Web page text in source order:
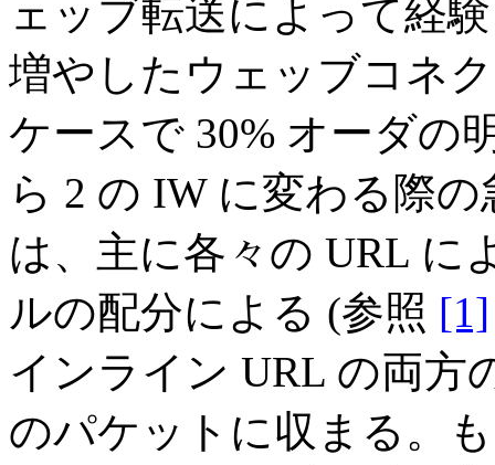
ェッブ転送によって経
増やしたウェッブコネ
ケースで 30% オーダの
ら 2 の IW に変わる際
は、主に各々の URL に
ルの配分による (参照 [1]
インライン URL の両方
のパケットに収まる。